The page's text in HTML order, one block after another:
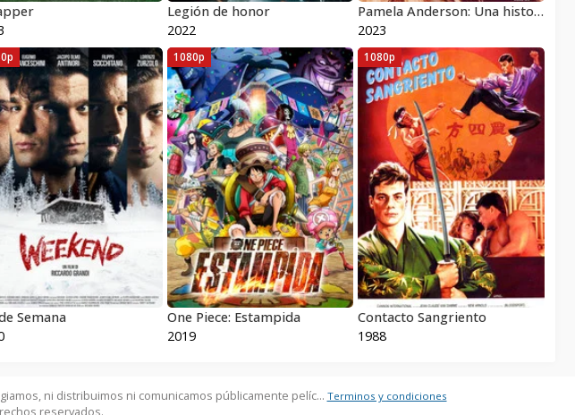
Legión de honor
2022
Pamela Anderson: Una historia de amor
2023
Semana One Piece: Estampida
2019
1080p
Contacto Sangriento
1988
1080p
ni distribuimos ni comunicamos públicamente pelíc... Terminos y condiciones